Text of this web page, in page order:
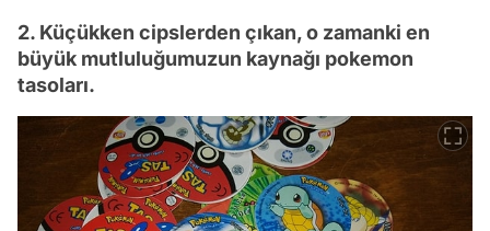
2. Küçükken cipslerden çıkan, o zamanki en
büyük mutluluğumuzun kaynağı pokemon
tasoları.